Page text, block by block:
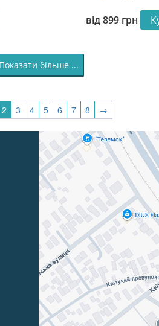
від899 грн
Показати більше ...
2 3 4 5 6 7 8 →